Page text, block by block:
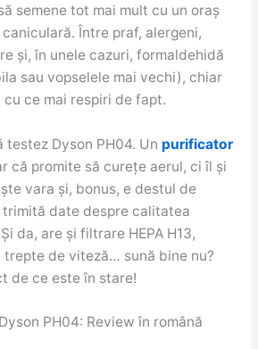
semene tot mai mult cu un oraș
Între praf, alergeni,
și, în unele cazuri, formaldehidă
sau vopselele mai vechi), chiar
ce mai respiri de fapt.
testez Dyson PH04. Un purificator
că promite să curețe aerul, ci îl și
vara și, bonus, e destul de
trimită date despre calitatea
da, are și filtrare HEPA H13,
trepte de viteză… sună bine nu?
de ce este în stare!
PH04: Review în română